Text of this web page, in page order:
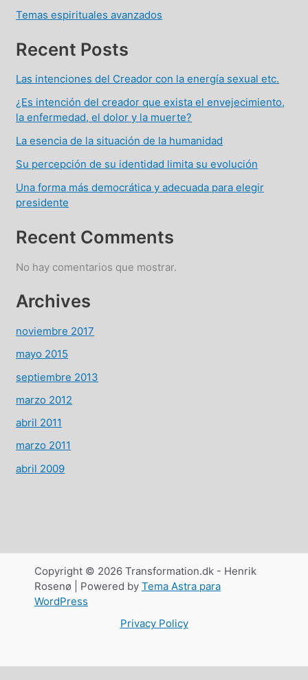
Temas espirituales avanzados
Recent Posts
Las intenciones del Creador con la energía sexual etc.
¿Es intención del creador que exista el envejecimiento,
la enfermedad, el dolor y la muerte?
La esencia de la situación de la humanidad
Su percepción de su identidad limita su evolución
Una forma más democrática y adecuada para elegir
presidente
Recent Comments
No hay comentarios que mostrar.
Archives
noviembre 2017
mayo 2015
septiembre 2013
marzo 2012
abril 2011
marzo 2011
abril 2009
Copyright © 2026 Transformation.dk - Henrik
Rosenø | Powered by Tema Astra para
WordPress
Privacy Policy